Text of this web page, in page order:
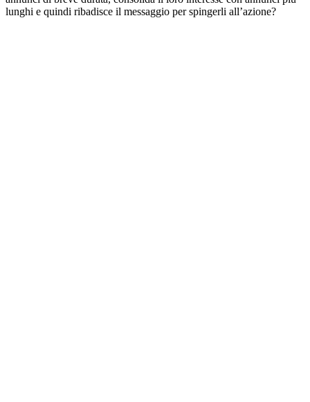
lunghi e quindi ribadisce il messaggio per spingerli all’azione?